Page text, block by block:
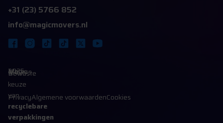
+31 (23) 5766 852
info@magicmovers.nl
2025 Magic Movers B.V.
Bewuste
keuze
van
recyclebare
verpakkingen
PrivacyAlgemene voorwaardenCookies